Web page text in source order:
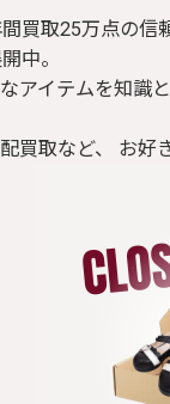
買取25万点の信
中。
アイテムを知識
買取など、 お好